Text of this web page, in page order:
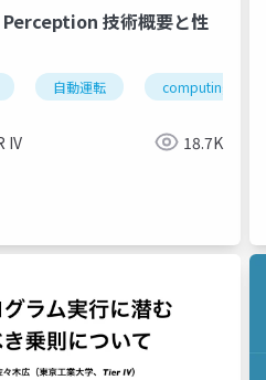
技術概要と性
自動運転 computing
IV 18.7K